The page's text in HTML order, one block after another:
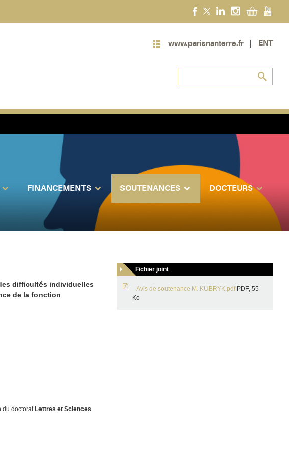
www.parisnanterre.fr ENT
FINANCEMENTS SOUTENANCES DOCTEURS
difficultés individuelles
de la fonction
du doctoratLettres et Sciences
Fichier joint
Avis de soutenance M. KUBRYK.pdf PDF, 55
Ko